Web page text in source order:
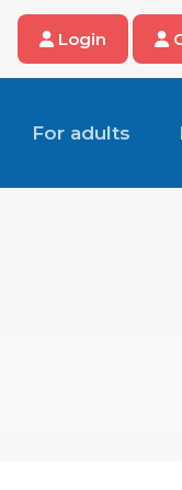
Login
For adults